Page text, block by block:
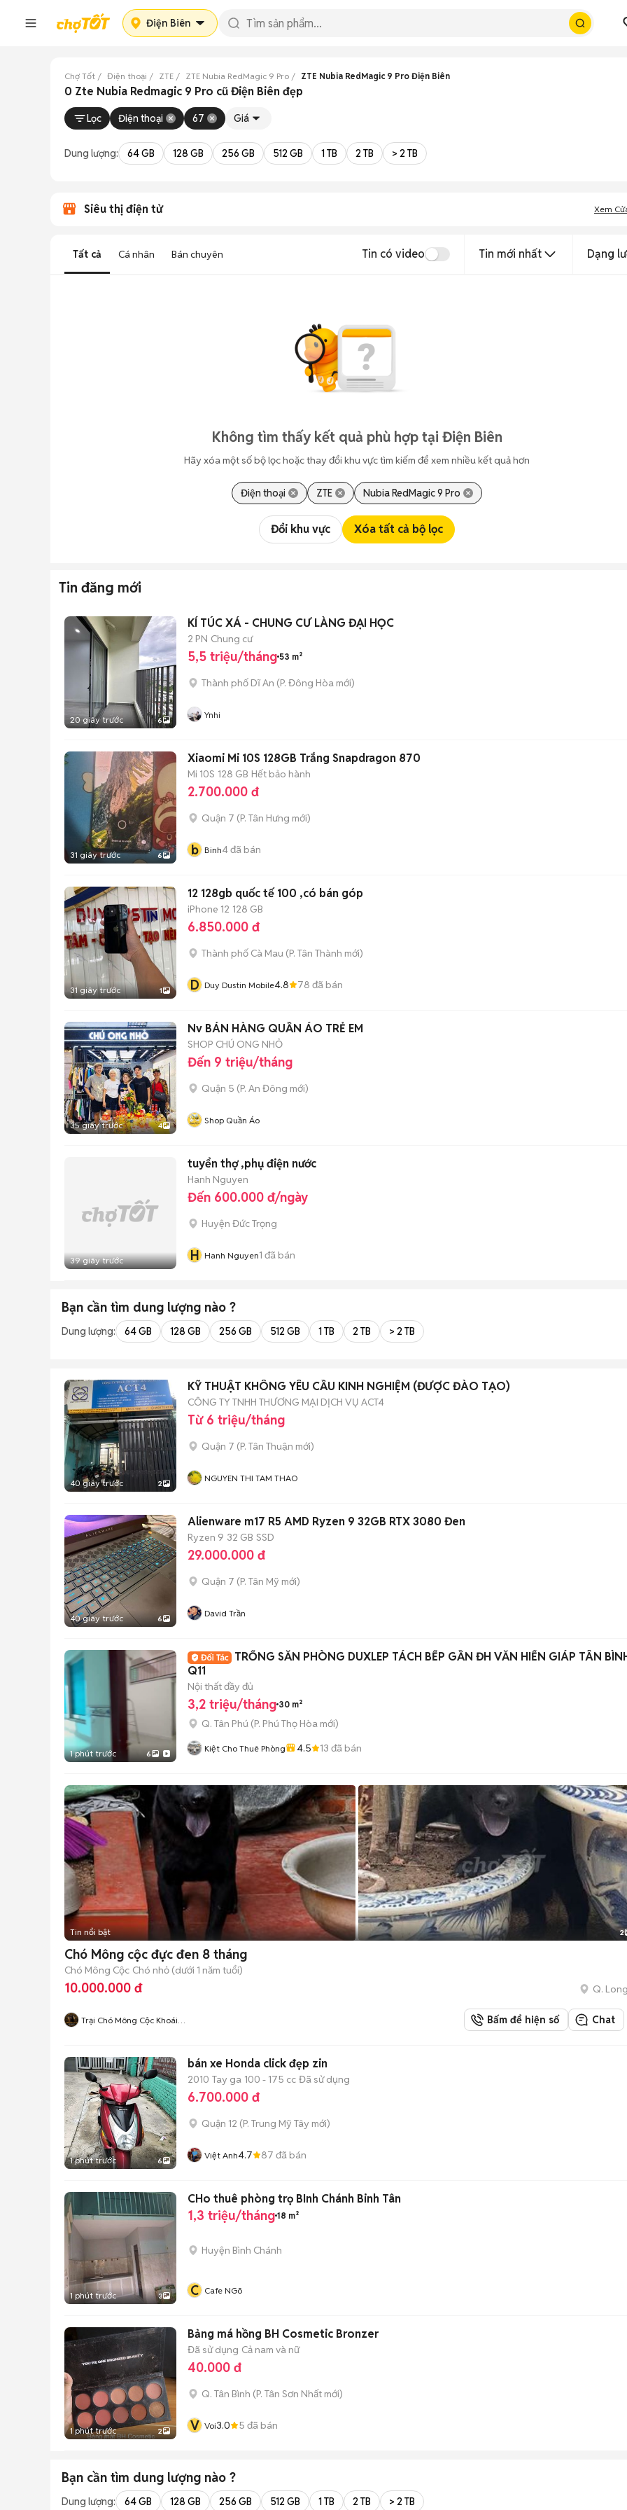
Điện Biên
Chợ Tốt Điện thoại ZTE ZTE Nubia RedMagic 9 Pro ZTE Nubia RedMagic 9 Pro Điện Biên
0 Zte Nubia Redmagic 9 Pro cũ Điện Biên đẹp
Lọc Điện thoại 67 Giá
Dung lượng: 64 GB 128 GB 256 GB 512 GB 1 TB 2 TB > 2 TB
Siêu thị điện tử Xem
Tất cả Cá nhân Bán chuyên Tin có video Tin mới nhất Dạng
Không tìm thấy kết quả phù hợp tại Điện Biên
Hãy xóa một số bộ lọc hoặc thay đổi khu vực tìm kiếm để xem nhiều kết quả hơn
Điện thoại ZTE Nubia RedMagic 9 Pro
Đổi khu vực Xóa tất cả bộ lọc
Tin đăng mới
20 giây trước 6
KÍ TÚC XÁ - CHUNG CƯ LÀNG ĐẠI HỌC
2 PN Chung cư
5,5 triệu/tháng 53 m²
Thành phố Dĩ An (P. Đông Hòa mới)
Ynhi
31 giây trước 6
Xiaomi Mi 10S 128GB Trắng Snapdragon 870
Mi 10S 128 GB Hết bảo hành
2.700.000 đ
Quận 7 (P. Tân Hưng mới)
b Binh4đã bán
31 giây trước 1
12 128gb quốc tế 100 ,có bán góp
iPhone 12 128 GB
6.850.000 đ
Thành phố Cà Mau (P. Tân Thành mới)
D Duy Dustin Mobile4.8 78 đã bán
35 giây trước 4
Nv BÁN HÀNG QUẦN ÁO TRẺ EM
SHOP CHÚ ONG NHỎ
Đến 9 triệu/tháng
Quận 5 (P. An Đông mới)
Shop Quần Áo
39 giây trước
tuyển thợ ,phụ điện nước
Hanh Nguyen
Đến 600.000 đ/ngày
Huyện Đức Trọng
H Hanh Nguyen1 đã bán
Bạn cần tìm dung lượng nào ?
Dung lượng: 64 GB 128 GB 256 GB 512 GB 1 TB 2 TB > 2 TB
40 giây trước 2
KỸ THUẬT KHÔNG YÊU CẦU KINH NGHIỆM (ĐƯỢC ĐÀO TẠO)
CÔNG TY TNHH THƯƠNG MẠI DỊCH VỤ ACT4
Từ 6 triệu/tháng
Quận 7 (P. Tân Thuận mới)
NGUYEN THI TAM THAO
40 giây trước 6
Alienware m17 R5 AMD Ryzen 9 32GB RTX 3080 Đen
Ryzen 9 32 GB SSD
29.000.000 đ
Quận 7 (P. Tân Mỹ mới)
David Trần
1 phút trước 6
TRỐNG SẴN PHÒNG DUXLEP TÁCH BẾP GẦN ĐH VĂN HIẾN GIÁP TÂN
Q11
Nội thất đầy đủ
3,2 triệu/tháng 30 m²
Q. Tân Phú (P. Phú Thọ Hòa mới)
Kiệt Cho Thuê Phòng 4.5 13 đã bán
Tin nổi bật 2
Chó Mông cộc đực đen 8 tháng
Chó Mông Cộc Chó nhỏ (dưới 1 năm tuổi)
10.000.000 đ Q.
Trại Chó Mông Cộc Khoái
Bấm để hiện số Chat
1 phút trước 6
bán xe Honda click đẹp zin
2010 Tay ga 100 - 175 cc Đã sử dụng
6.700.000 đ
Quận 12 (P. Trung Mỹ Tây mới)
Việt Anh4.7 87 đã bán
1 phút trước 3
CHo thuê phòng trọ BInh Chánh Binh Tân
1,3 triệu/tháng 18 m²
Huyện Bình Chánh
C Cafe NGõ
1 phút trước 2
Bảng má hồng BH Cosmetic Bronzer
Đã sử dụng Cả nam và nữ
40.000 đ
Q. Tân Bình (P. Tân Sơn Nhất mới)
V Voi3.0 5 đã bán
Bạn cần tìm dung lượng nào ?
Dung lượng: 64 GB 128 GB 256 GB 512 GB 1 TB 2 TB > 2 TB